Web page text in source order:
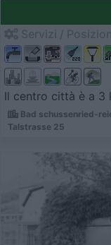
Il centro città è a 3
Bad schussenried-
Talstrasse 25